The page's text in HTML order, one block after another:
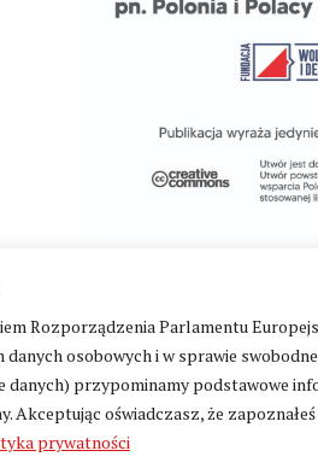
Rozporządzenia Parlamentu
osobowych i w sprawie
danych) przypominamy podstawowe
Akceptując oświadczasz, że
prywatności
Wszelkie Prawa Zastrzeżone. O nas i